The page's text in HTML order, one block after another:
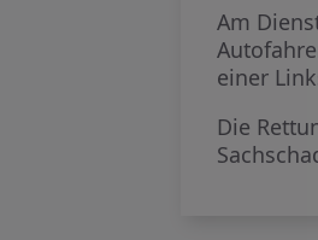
Am
einer
Die